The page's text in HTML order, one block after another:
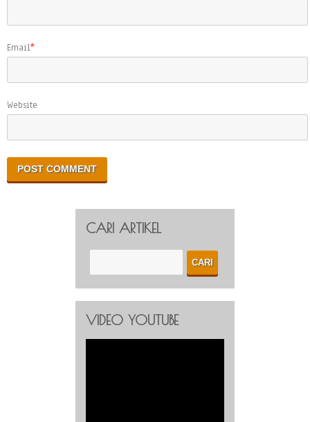
Email*
Website
CARI ARTIKEL
VIDEO YOUTUBE